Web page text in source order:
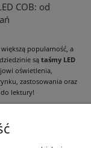
COB: od
popularność, a
są taśmy LED
oświetlenia,
zastosowania oraz
lektury!